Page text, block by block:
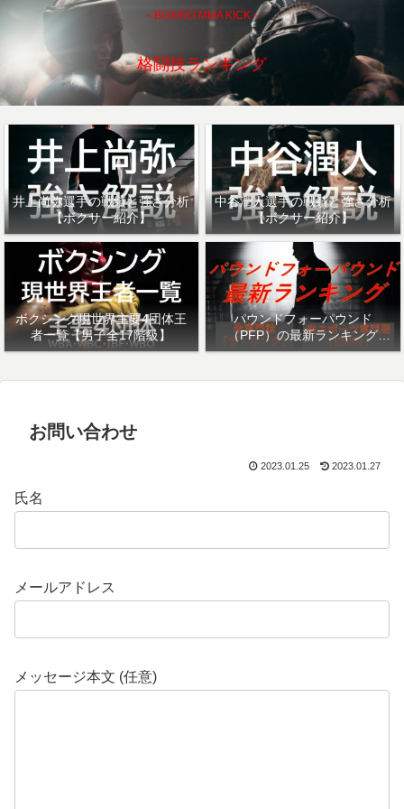
～BOXING MMA KICK～
格闘技ランキング
井上尚弥選手の戦績と強さ分析
【ボクサー紹介】
中谷潤人選手の戦績と強さ分析
【ボクサー紹介】
ボクシング現世界主要4団体王
者一覧【男子全17階級】
パウンドフォーパウンド
（PFP）の最新ランキング
「ザ・リング」・「ESPN」を
お問い合わせ
2023.01.25 2023.01.27
氏名
メールアドレス
メッセージ本文 (任意)